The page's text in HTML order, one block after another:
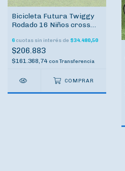
Bicicleta Futura Twiggy
Rodado 16 Niños cross
6 cuotas sin interés de $34.480,50
$206.883
$161.368,74 con Transferencia
COMPRAR